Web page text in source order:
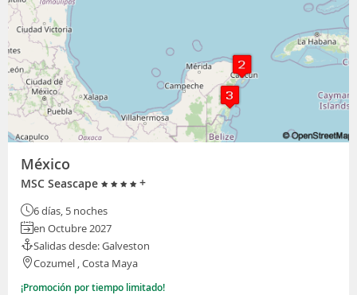
México
MSC Seascape +
6 días, 5 noches
en Octubre 2027
Salidas desde: Galveston
Cozumel , Costa Maya
¡Promoción por tiempo limitado!